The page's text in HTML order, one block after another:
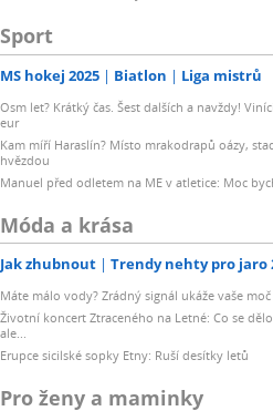
Sport
MS hokej 2025 Biatlon Liga mistrů
Osm let? Krátký čas. Šest dalších a navždy!
eur
Kam míří Haraslín? Místo mrakodrapů oázy,
hvězdou
Manuel před odletem na ME v atletice: Moc
Móda a krása
Jak zhubnout Trendy nehty pro jaro
Máte málo vody? Zrádný signál ukáže vaše moč
Životní koncert Ztraceného na Letné: Co se
ale...
Erupce sicilské sopky Etny: Ruší desítky letů
Pro ženy a maminky